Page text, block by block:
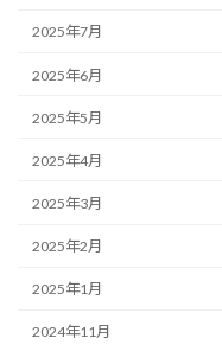
2025年7月
2025年6月
2025年5月
2025年4月
2025年3月
2025年2月
2025年1月
2024年11月